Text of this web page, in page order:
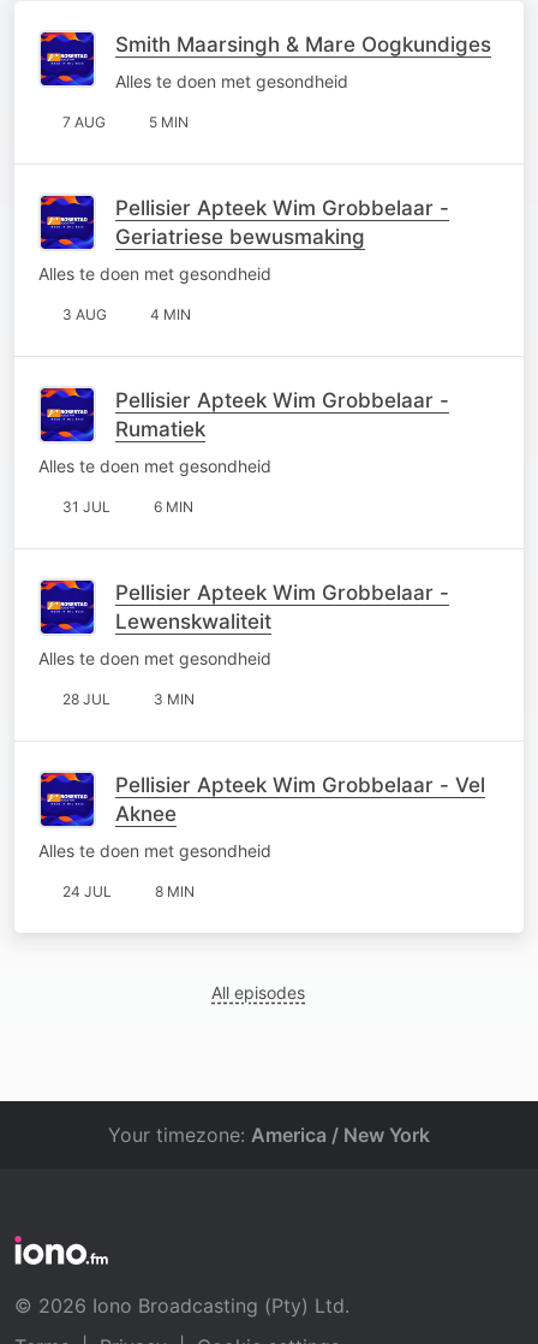
Smith Maarsingh & Mare Oogkundiges
Alles te doen met gesondheid
7 AUG 5 MIN
Pellisier Apteek Wim Grobbelaar -
Geriatriese bewusmaking
Alles te doen met gesondheid
3 AUG 4 MIN
Pellisier Apteek Wim Grobbelaar -
Rumatiek
Alles te doen met gesondheid
31 JUL 6 MIN
Pellisier Apteek Wim Grobbelaar -
Lewenskwaliteit
Alles te doen met gesondheid
28 JUL 3 MIN
Pellisier Apteek Wim Grobbelaar - Vel
Aknee
Alles te doen met gesondheid
24 JUL 8 MIN
All episodes
Your timezone: America / New York
© 2026 Iono Broadcasting (Pty) Ltd.